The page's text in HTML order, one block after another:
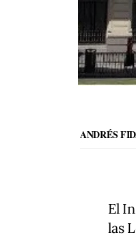
ANDRÉS
El
las